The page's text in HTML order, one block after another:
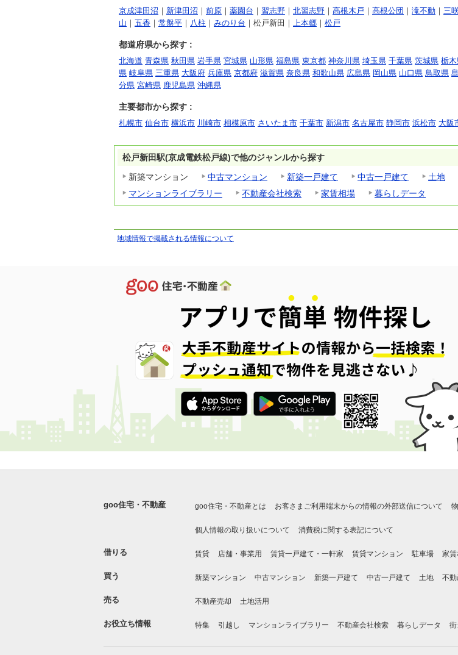
京成津田沼 ｜ 新津田沼 ｜ 前原 ｜ 薬園台 ｜ 習志野 ｜ 北習志野 ｜ 高根木戸 ｜ 高根公団 ｜ 滝不動 ｜ 三
山 ｜ 五香 ｜ 常盤平 ｜ 八柱 ｜ みのり台 ｜松戸新田｜ 上本郷 ｜ 松戸
都道府県から探す :
北海道 青森県 秋田県 岩手県 宮城県 山形県 福島県 東京都 神奈川県 埼玉県 千葉県 茨城県 栃
県 岐阜県 三重県 大阪府 兵庫県 京都府 滋賀県 奈良県 和歌山県 広島県 岡山県 山口県 鳥取県
分県 宮崎県 鹿児島県 沖縄県
主要都市から探す :
札幌市 仙台市 横浜市 川崎市 相模原市 さいたま市 千葉市 新潟市 名古屋市 静岡市 浜松市 大阪
松戸新田駅(京成電鉄松戸線)で他のジャンルから探す
新築マンション
中古マンション 新築一戸建て 中古一戸建て 土地
マンションライブラリー
不動産会社検索 家賃相場 暮らしデータ
地域情報で掲載される情報について
goo住宅・不動産 goo住宅・不動産とは お客さまご利用端末からの情報の外部送信について
個人情報の取り扱いについて 消費税に関する表記について
借りる 賃貸 店舗・事業用 賃貸一戸建て・一軒家 賃貸マンション 駐車場 家
買う 新築マンション 中古マンション 新築一戸建て 中古一戸建て 土地 不
売る 不動産売却 土地活用
お役立ち情報 特集 引越し マンションライブラリー 不動産会社検索 暮らしデータ 街